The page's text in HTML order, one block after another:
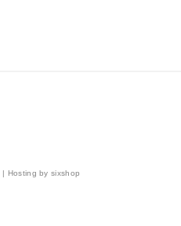
| Hosting by sixshop